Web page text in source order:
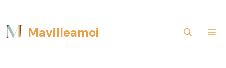
au
Mavilleamoi